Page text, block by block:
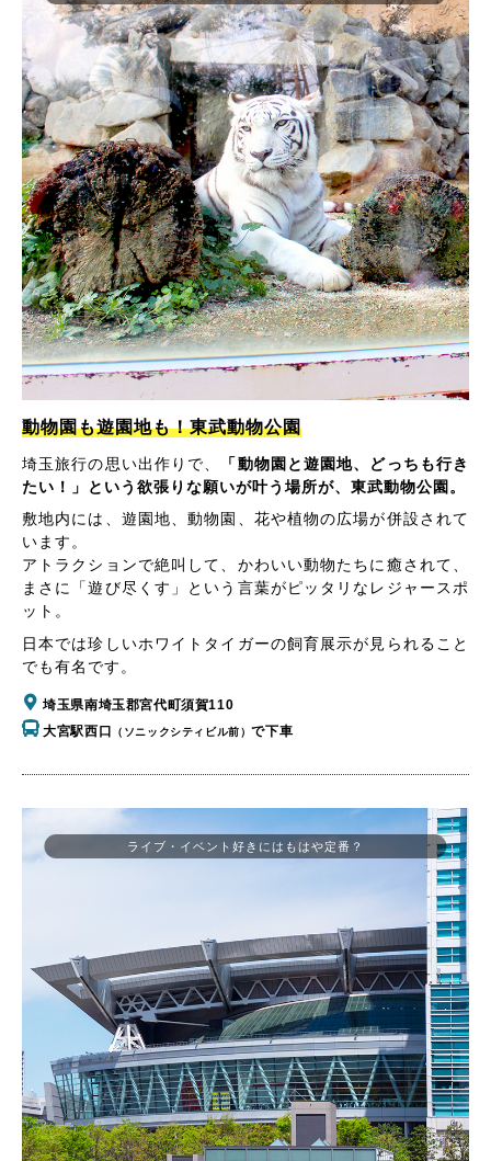
動物園も遊園地も！東武動物公園
埼玉旅行の思い出作りで、
「動物園と遊園地、どっちも行き
たい！」という欲張りな願いが叶う場所が、東武動物公園。
敷地内には、遊園地、動物園、花や植物の広場が併設されて
います。
アトラクションで絶叫して、かわいい動物たちに癒されて、
まさに「遊び尽くす」という言葉がピッタリなレジャースポ
ット。
日本では珍しいホワイトタイガーの飼育展示が見られること
でも有名です。
埼玉県南埼玉郡宮代町須賀110
大宮駅西口
（ソニックシティビル前）で下車
ライブ・イベント好きにはもはや定番？